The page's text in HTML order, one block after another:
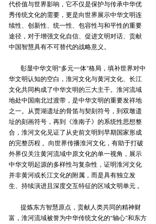
代价值与世界影响，它不仅是保护与传承中华优
秀传统文化的需要，更是向世界展示中华文明连
续性、创新性、统一性、包容性与和平性的重要
途径，对于增强文化自信、促进文明对话、贡献
中国智慧具有不可替代的战略意义。
彰显中华文明“多元一体”格局，填补世界对中
华文明认知的空白‌，淮河文化与黄河文化、长江
文化共同构成了中华文明的三大主干。淮河流域
地处中国南北过渡带，是中华文明的重要发祥地
之一。从贾湖遗址的骨笛与契刻符号，到双墩遗
址的刻画符号，再到《淮南子》的系统性思想整
合，淮河文化见证了从史前文明到早期国家形成
的完整历程 。向世界传播淮河文化，有助于打破
外界仅关注黄河流域中原文化的单一视角，展示
中华文明起源的多样性与复杂性，证明淮河文化
并非黄河或长江文化的附属，而是具有独立发
生、持续演进且深度交互特征的区域文明单元 。
提炼东方智慧原点，贡献人类共同的精神财
富‌，淮河流域被誉为中华传统文化的“轴心”和东方